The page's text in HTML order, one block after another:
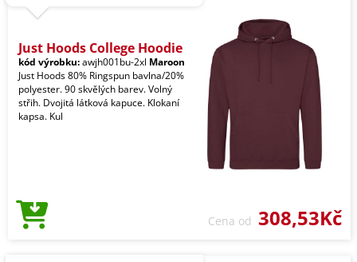
Just Hoods College Hoodie
kód výrobku:awjh001bu-2xl Maroon
Just Hoods 80% Ringspun bavlna/20%
polyester. 90 skvělých barev. Volný
střih. Dvojitá látková kapuce. Klokaní
kapsa. Kul
Cena od 308,53Kč